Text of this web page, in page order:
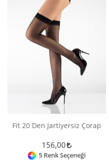
Fit 20 Den Jartiyersiz Çorap
156,00
5 Renk Seçeneği